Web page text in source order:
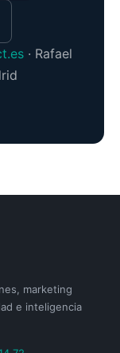
· Rafael
marketing
e inteligencia